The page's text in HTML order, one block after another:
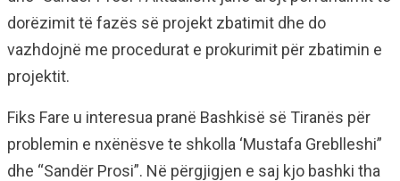
dorëzimit të fazës së projekt zbatimit dhe do
vazhdojnë me procedurat e prokurimit për zbatimin e
projektit.
Fiks Fare u interesua pranë Bashkisë së Tiranës për
problemin e nxënësve te shkolla ‘Mustafa Greblleshi”
dhe “Sandër Prosi”. Në përgjigjen e saj kjo bashki tha